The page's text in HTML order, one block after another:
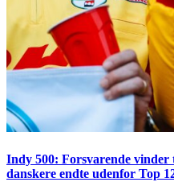
Indy 500: Forsvarende vinder
danskere endte udenfor Top